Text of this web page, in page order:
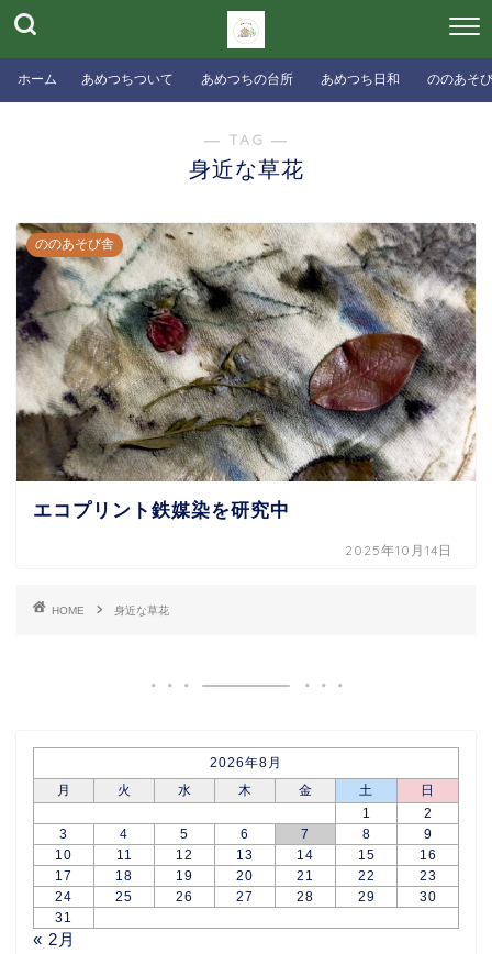
ホーム あめつちついて あめつちの台所 あめつち日和 ののあそ
― TAG ―
身近な草花
ののあそび舎
エコプリント鉄媒染を研究中
2025年10月14日
HOME 身近な草花
2026年8月
月
火 水 木 金 土
日
1
2
3
4 5 6 7 8
9
10
11 12 13 14 15
16
17
18 19 20 21 22
23
24
25 26 27 28 29
30
31
« 2月